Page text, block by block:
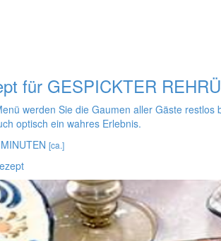
für GESPICKTER
werden Sie die Gaumen aller Gäste
optisch ein wahres Erlebnis.
MINUTEN [ca.]